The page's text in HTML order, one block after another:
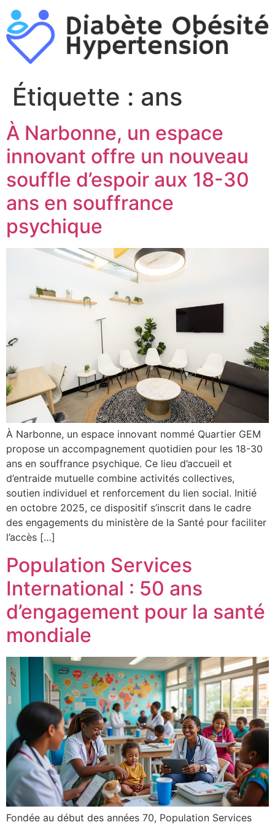
Aller
au
contenu
Étiquette : ans
À Narbonne, un espace
innovant offre un nouveau
souffle d’espoir aux 18-30
ans en souffrance
psychique
À Narbonne, un espace innovant nommé Quartier GEM
propose un accompagnement quotidien pour les 18-30
ans en souffrance psychique. Ce lieu d’accueil et
d’entraide mutuelle combine activités collectives,
soutien individuel et renforcement du lien social. Initié
en octobre 2025, ce dispositif s’inscrit dans le cadre
des engagements du ministère de la Santé pour faciliter
l’accès […]
Population Services
International : 50 ans
d’engagement pour la santé
mondiale
Fondée au début des années 70, Population Services